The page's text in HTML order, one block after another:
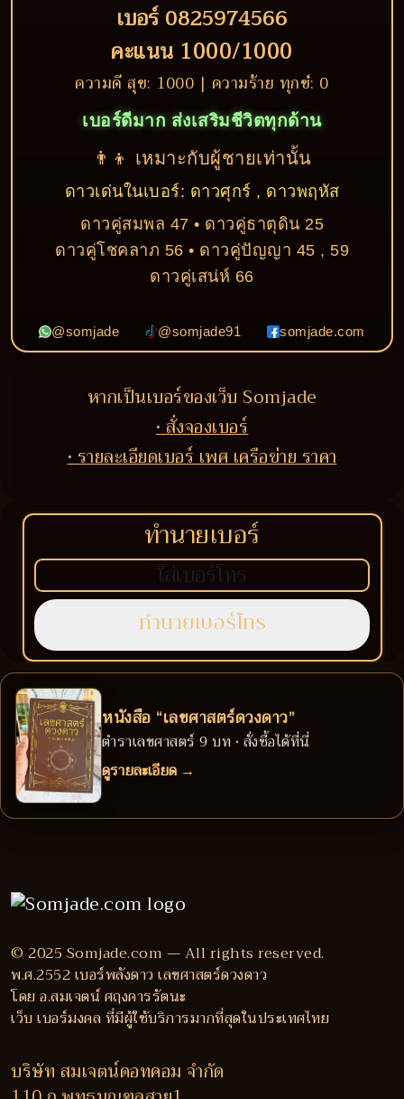
เบอร์ 0825974566
คะแนน 1000/1000
ความดี สุข: 1000 | ความร้าย ทุกข์: 0
เบอร์ดีมาก ส่งเสริมชีวิตทุกด้าน
👨‍👦 เหมาะกับผู้ชายเท่านั้น
ดาวเด่นในเบอร์: ดาวศุกร์ , ดาวพฤหัส
ดาวคู่สมพล 47 • ดาวคู่ธาตุดิน 25
ดาวคู่โชคลาภ 56 • ดาวคู่ปัญญา 45 , 59
ดาวคู่เสน่ห์ 66
@somjade @somjade91 somjade.com
หากเป็นเบอร์ของเว็บ Somjade
• สั่งจองเบอร์
• รายละเอียดเบอร์ เพศ เครือข่าย ราคา
ทำนายเบอร์
หนังสือ “เลขศาสตร์ดวงดาว”
ตำราเลขศาสตร์ 9 บท • สั่งซื้อได้ที่นี่
ดูรายละเอียด →
© 2025 Somjade.com — All rights reserved.
พ.ศ.2552 เบอร์พลังดาว เลขศาสตร์ดวงดาว
โดย อ.สมเจตน์ ศฤงคารรัตนะ
เว็บ เบอร์มงคล ที่มีผู้ใช้บริการมากที่สุดในประเทศไทย
บริษัท สมเจตน์ดอทคอม จำกัด